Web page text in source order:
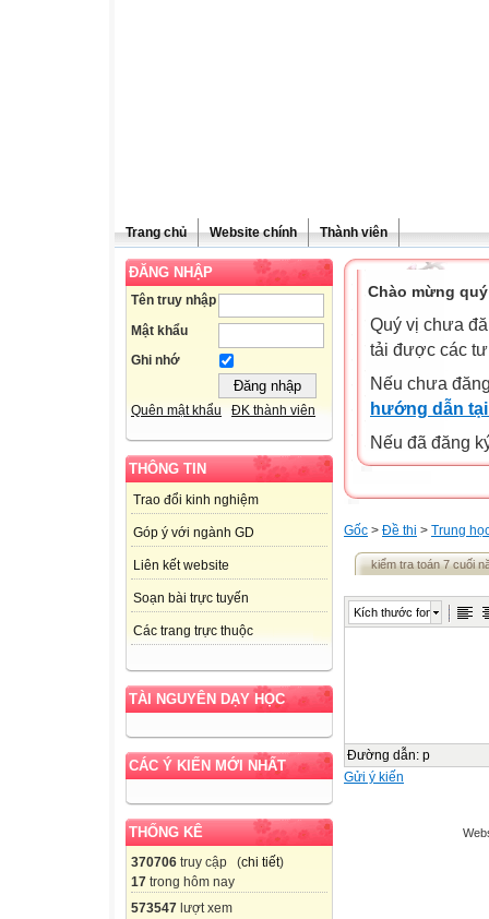
Trang chủ Website chính Thành viên
ĐĂNG NHẬP
Tên truy nhập
Mật khẩu
Ghi nhớ
Quên mật khẩu ĐK thành viên
THÔNG TIN
Trao đổi kinh nghiệm
Góp ý với ngành GD
Liên kết website
Soạn bài trực tuyến
Các trang trực thuộc
TÀI NGUYÊN DẠY HỌC
CÁC Ý KIẾN MỚI NHẤT
THỐNG KÊ
370706 truy cập (chi tiết)
17 trong hôm nay
573547 lượt xem
Chào mừng
Quý vị chưa
tải được các
Nếu chưa
hướng dẫn
Nếu đã đăng
Gốc > Đề thi > Trung
kiểm tra toán 7 cuối
Kích thước font
Đường dẫn: p
Gửi ý kiến